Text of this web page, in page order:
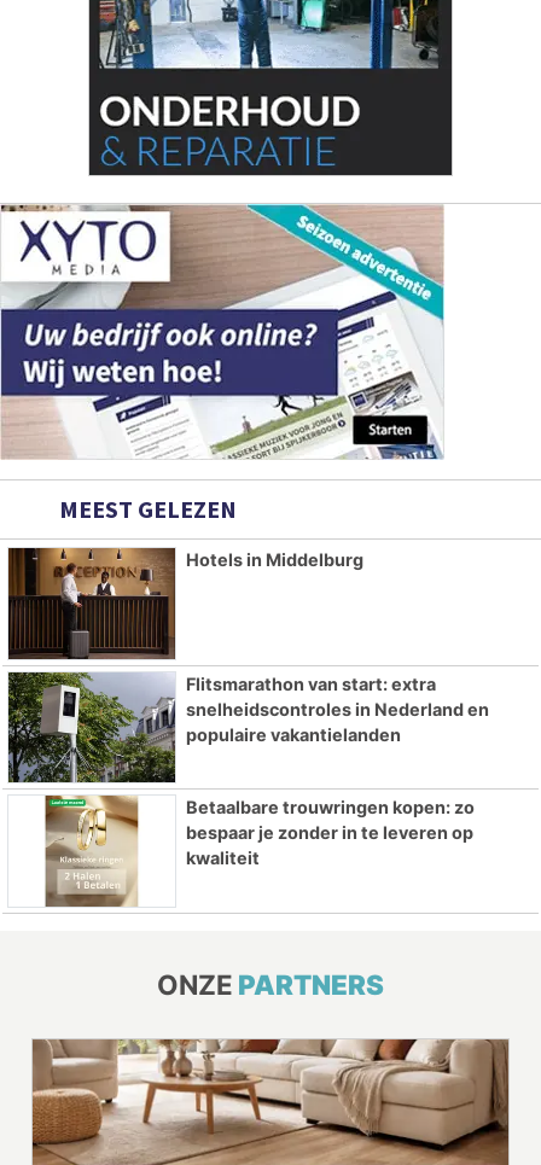
MEEST GELEZEN
Hotels in Middelburg
Flitsmarathon van start: extra
snelheidscontroles in Nederland en
populaire vakantielanden
Betaalbare trouwringen kopen: zo
bespaar je zonder in te leveren op
kwaliteit
ONZE PARTNERS